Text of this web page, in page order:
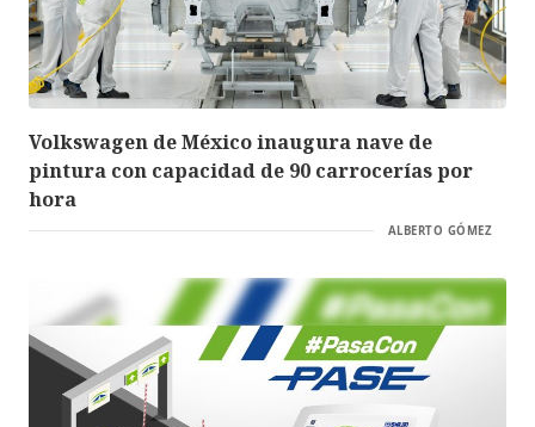
Volkswagen de México inaugura nave de
pintura con capacidad de 90 carrocerías por
hora
ALBERTO GÓMEZ